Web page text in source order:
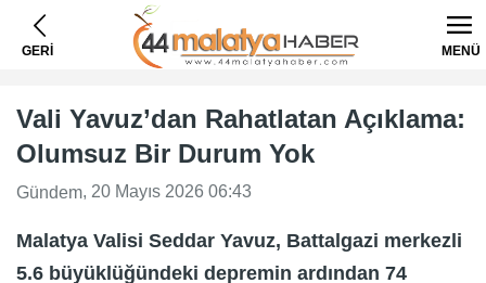
GERİ MENÜ
Vali Yavuz’dan Rahatlatan Açıklama:
Olumsuz Bir Durum Yok
Gündem, 20 Mayıs 2026 06:43
Malatya Valisi Seddar Yavuz, Battalgazi merkezli
5.6 büyüklüğündeki depremin ardından 74